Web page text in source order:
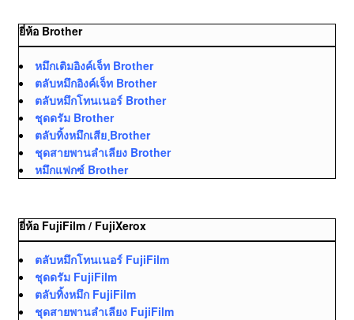
ยี่ห้อ Brother
หมึกเติมอิงค์เจ็ท Brother
ตลับหมึกอิงค์เจ็ท Brother
ตลับหมึกโทนเนอร์ Brother
ชุดดรัม Brother
ตลับทิ้งหมึกเสีย ฺBrother
ชุดสายพานลำเลียง Brother
หมึกแฟกซ์ Brother
ยี่ห้อ FujiFilm / FujiXerox
ตลับหมึกโทนเนอร์ FujiFilm
ชุดดรัม FujiFilm
ตลับทิ้งหมึก FujiFilm
ชุดสายพานลำเลียง FujiFilm